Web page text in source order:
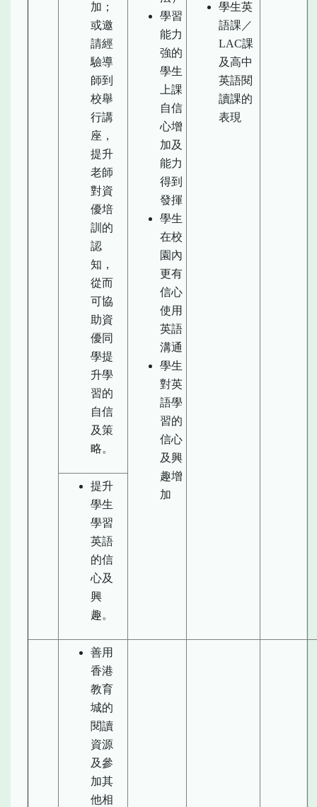
學習
能力
強的
學生
上課
自信
心增
加及
能力
得到
發揮
學生
在校
園內
更有
信心
使用
英語
溝通
學生
對英
語學
習的
信心
及興
趣增
加
學生英
語課／
LAC課
及高中
英語閱
讀課的
表現
加；
或邀
請經
驗導
師到
校舉
行講
座，
提升
老師
對資
優培
訓的
認
知，
從而
可協
助資
優同
學提
升學
習的
自信
及策
略。
提升
學生
學習
英語
的信
心及
興
趣。
善用
香港
教育
城的
閱讀
資源
及參
加其
他相